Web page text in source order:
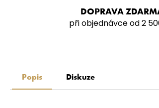
DOPRAVA
při objednávce od 2
Popis Diskuze